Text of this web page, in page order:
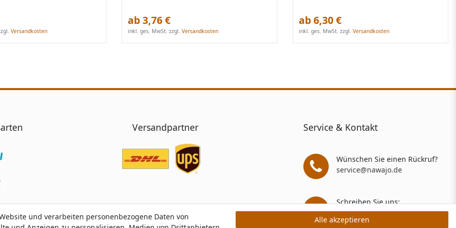
Versandkosten
ab 3,76 €
inkl. ges. MwSt. zzgl.Versandkosten
ab 6,30 €
inkl. ges. MwSt. zzgl.Versandkosten
Versandpartner Service & Kontakt
Wünschen Sie einen Rückruf?
service@nawajo.de
Schreiben Sie uns:
service@nawajo.de
und verarbeiten personenbezogene Daten von
Alle akzeptieren
und verarbeiten personenbezogene Daten von
Alle akzeptieren